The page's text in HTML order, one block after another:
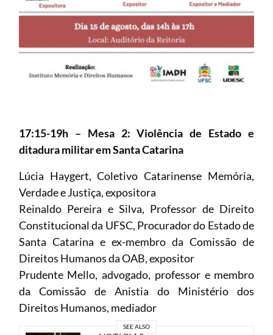
17:15-19h – Mesa 2: Violência de Estado e
ditadura militar em Santa Catarina
Lúcia Haygert, Coletivo Catarinense Memória,
Verdade e Justiça, expositora
Reinaldo Pereira e Silva, Professor de Direito
Constitucional da UFSC, Procurador do Estado de
Santa Catarina e ex-membro da Comissão de
Direitos Humanos da OAB, expositor
Prudente Mello, advogado, professor e membro
da Comissão de Anistia do Ministério dos
Direitos Humanos, mediador
SEE ALSO